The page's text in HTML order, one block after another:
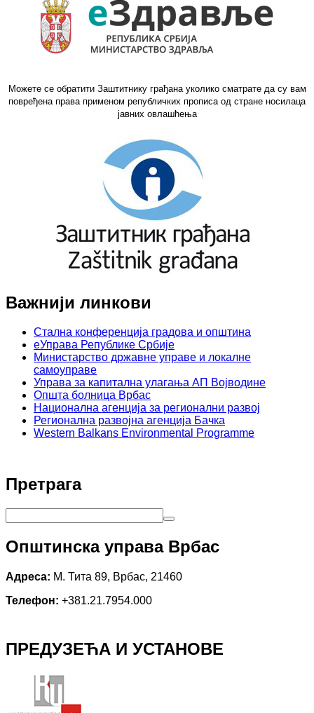
Можете се обратити Заштитнику грађана уколико сматрате да су вам
повређена права применом републичких прописа од стране носилаца
јавних овлашћења
Важнији линкови
Стална конференција градова и општина
еУправа Републике Србије
Министарство државне управе и локалне
самоуправе
Управа за капитална улагања АП Војводине
Општа болница Врбас
Национална агенција за регионални развој
Регионална развојна агенција Бачка
Western Balkans Environmental Programme
Претрага
Општинска управа Врбас
Адреса: М. Тита 89, Врбас, 21460
Телефон: +381.21.7954.000
ПРЕДУЗЕЋА И УСТАНОВЕ